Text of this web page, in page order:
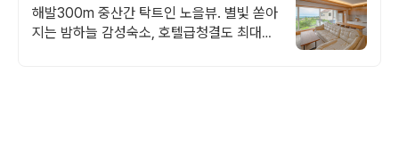
완벽구비, 대가족
해발300m 중산간 탁트인 노을뷰. 별빛 쏟아
지는 밤하늘 감성숙소, 호텔급청결도 최대